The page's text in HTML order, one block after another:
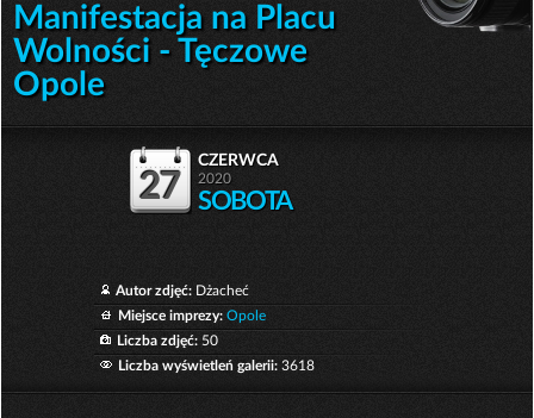
Manifestacja na Placu
Wolności - Tęczowe
Opole
27
czerwca
2020
SOBOTA
Autor zdjęć: Dżacheć
Miejsce imprezy: Opole
Liczba zdjęć: 50
Liczba wyświetleń galerii: 3618